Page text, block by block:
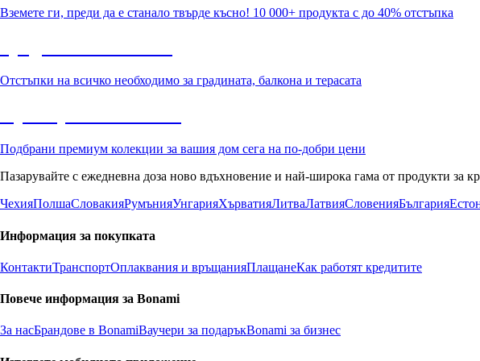
Вземете ги, преди да е станало твърде късно! 10 000+ продукта с до 40% отстъпка
Отстъпки на всичко необходимо за градината, балкона и терасата
Подбрани премиум колекции за вашия дом сега на по-добри цени
Пазарувайте с ежедневна доза ново вдъхновение и най-широка гама от продукти за
ЧехияПолшаСловакияРумънияУнгарияХърватияЛитваЛатвияСловенияБългария
Информация за покупката
КонтактиТранспортОплаквания и връщанияПлащанеКак работят кредитите
Повече информация за Bonami
За насБрандове в BonamiВаучери за подаръкBonami за бизнес